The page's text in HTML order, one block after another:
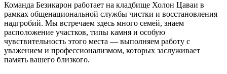
Команда Безикарон работает на кладбище Холон Цаваи в
рамках общенациональной службы чистки и восстановления
надгробий. Мы встречаем здесь много семей, знаем
расположение участков, типы камня и особую
чувствительность этого места — выполняем работу с
уважением и профессионализмом, которых заслуживает
память вашего близкого.